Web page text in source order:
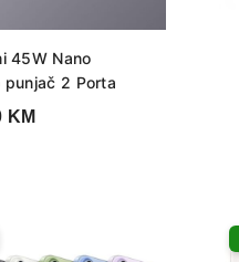
45W Nano
punjač 2 Porta
KM